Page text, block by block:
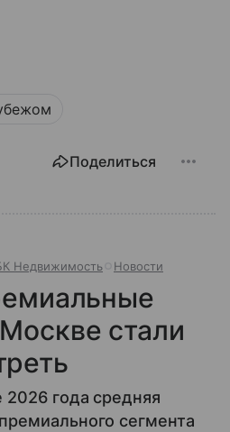
Поделиться
Недвижимость Новости
стали
2026 года средняя
сегмента